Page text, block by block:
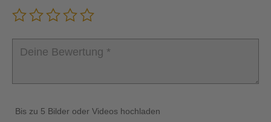
Bis zu 5 Bilder oder Videos hochladen